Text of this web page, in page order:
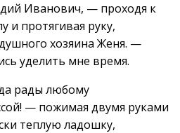
Иванович, — проходя к
и протягивая руку,
хозяина Женя. —
уделить мне время.
рады любому
— пожимая двумя руками
теплую ладошку,